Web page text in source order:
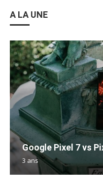
A LA UNE
Google Pixel 7 vs
3 ans